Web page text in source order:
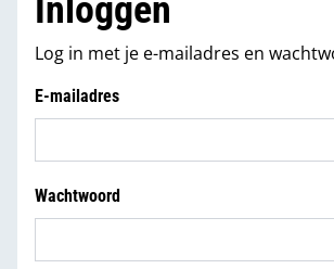
Word abonnee
Partners
Inloggen
Log in met je e-mailadres en
E-mailadres
Wachtwoord